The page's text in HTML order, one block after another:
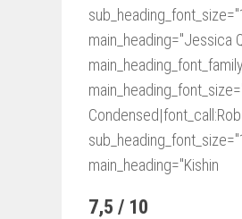
main_heading="Jessica
main_heading="Kishin
7,5 / 10